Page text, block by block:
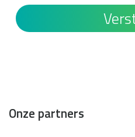
Onze partners